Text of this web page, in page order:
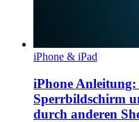
iPhone & iPad
iPhone Anleitung:
Sperrbildschirm
durch anderen